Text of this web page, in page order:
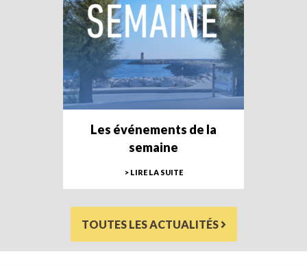
Les événements de la
semaine
> LIRE LA SUITE
TOUTES LES ACTUALITÉS